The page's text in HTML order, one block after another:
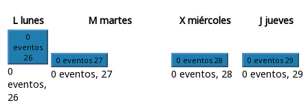
L lunes M martes Xmiércoles J jueves
0
eventos
26
0
eventos,
26
0 eventos 27
0 eventos, 27
0 eventos 28
0 eventos, 28
0 eventos 29
0 eventos, 29